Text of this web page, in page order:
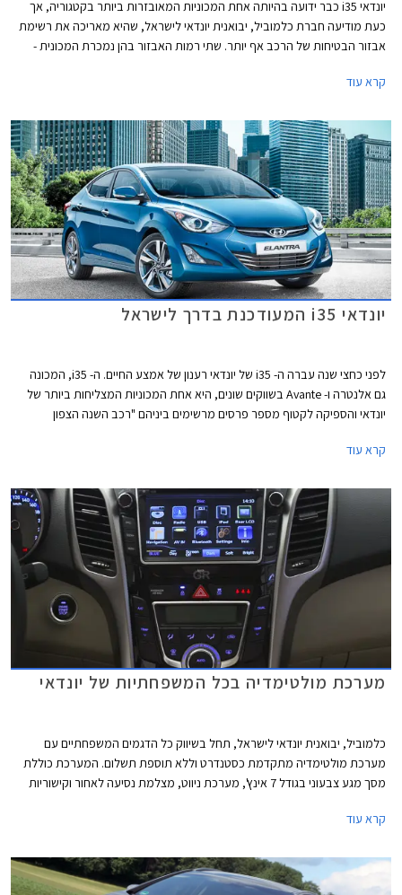
יונדאי i35 כבר ידועה בהיותה אחת המכוניות המאובזרות ביותר בקטגוריה, אך
כעת מודיעה חברת כלמוביל, יבואנית יונדאי לישראל, שהיא מאריכה את רשימת
אבזור הבטיחות של הרכב אף יותר. שתי רמות האבזור בהן נמכרת המכונית -
מובילאיי וללא שינוי במחיר.
קרא עוד
יונדאי i35 המעודכנת בדרך לישראל
לפני כחצי שנה עברה ה- i35 של יונדאי רענון של אמצע החיים. ה- i35, המכונה
גם אלנטרה ו- Avante בשווקים שונים, היא אחת המכוניות המצליחות ביותר של
יונדאי והספיקה לקטוף מספר פרסים מרשימים ביניהם "רכב השנה הצפון
בעיצוב חדש, פנסי תאורת יום חדשים וחישוקי סגסוגת בעיצוב חדש. תא הנוסעים
מיזוג למושב האחורי ועוד.
קרא עוד
מערכת מולטימדיה בכל המשפחתיות של יונדאי
כלמוביל, יבואנית יונדאי לישראל, תחל בשיווק כל הדגמים המשפחתיים עם
מערכת מולטימדיה מתקדמת כסטנדרט וללא תוספת תשלום. המערכת כוללת
מסך מגע צבעוני בגודל 7 אינץ', מערכת ניווט, מצלמת נסיעה לאחור וקישוריות
קרא עוד